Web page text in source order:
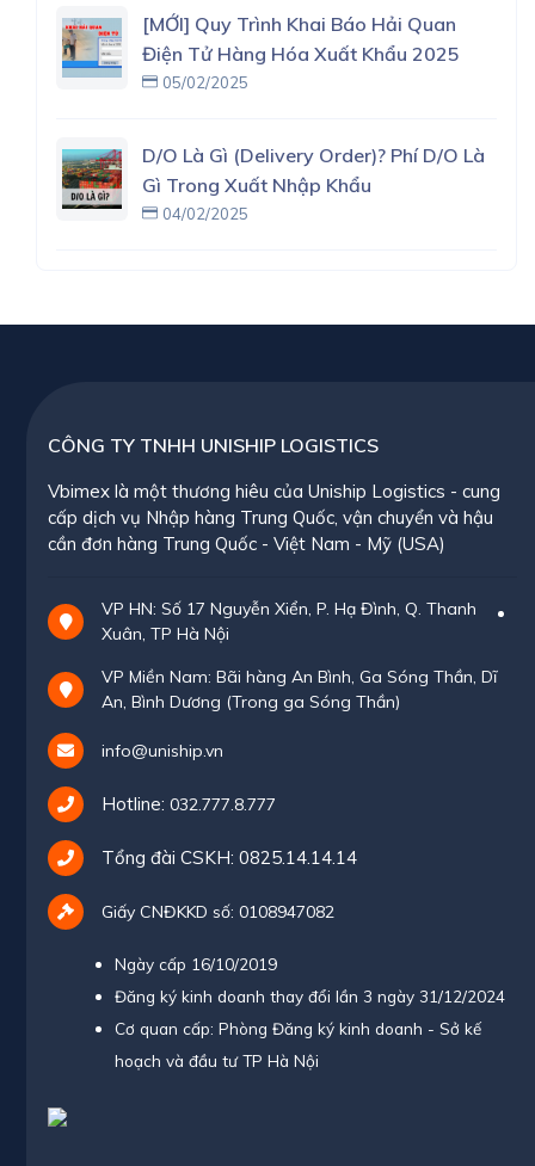
[MỚI] Quy Trình Khai Báo Hải Quan
Điện Tử Hàng Hóa Xuất Khẩu 2025
05/02/2025
D/O Là Gì (delivery Order)? Phí D/O Là
Gì Trong Xuất Nhập Khẩu
04/02/2025
CÔNG TY TNHH UNISHIP LOGISTICS
Vbimex là một thương hiêu của Uniship Logistics - cung
cấp dịch vụ Nhập hàng Trung Quốc, vận chuyển và hậu
cần đơn hàng Trung Quốc - Việt Nam - Mỹ (USA)
VP HN: Số 17 Nguyễn Xiển, P. Hạ Đình, Q. Thanh
Xuân, TP Hà Nội
VP Miền Nam: Bãi hàng An Bình, Ga Sóng Thần, Dĩ
An, Bình Dương (Trong ga Sóng Thần)
info@uniship.vn
Hotline: 032.777.8.777
Tổng đài CSKH: 0825.14.14.14
Giấy CNĐKKD số: 0108947082
Ngày cấp 16/10/2019
Đăng ký kinh doanh thay đổi lần 3 ngày 31/12/2024
Cơ quan cấp: Phòng Đăng ký kinh doanh - Sở kế
hoạch và đầu tư TP Hà Nội